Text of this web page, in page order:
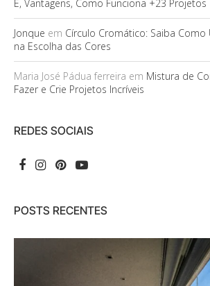
É, Vantagens, Como Funciona +23 Projetos
Jonque em Círculo Cromático: Saiba Como
na Escolha das Cores
Maria José Pádua ferreira em Mistura de
Fazer e Crie Projetos Incríveis
REDES SOCIAIS
POSTS RECENTES